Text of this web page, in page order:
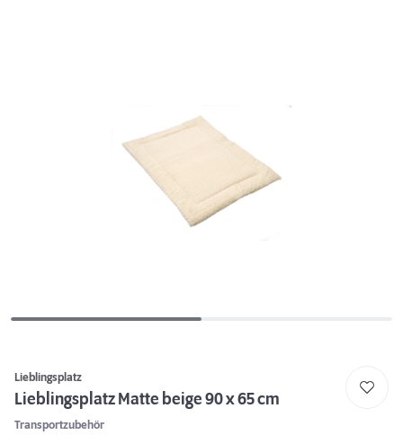
Lieblingsplatz
Lieblingsplatz Matte beige 90 x 65 cm
Transportzubehör